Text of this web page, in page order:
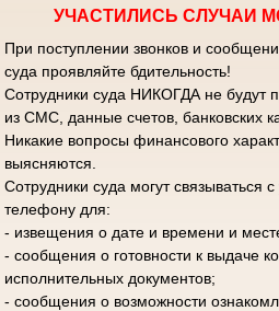
УЧАСТИЛИСЬ СЛУЧАИ
При поступлении звонков и
суда проявляйте бдительность!
Сотрудники суда НИКОГДА не будут
из СМС, данные счетов, банковских
Никакие вопросы финансового
выясняются.
Сотрудники суда могут связываться
телефону для:
- извещения о дате и времени и
- сообщения о готовности к выдаче
исполнительных документов;
- сообщения о возможности